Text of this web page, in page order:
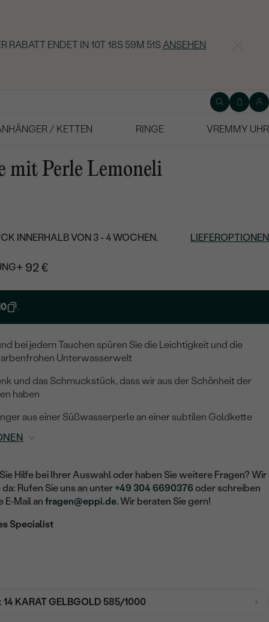
RABATT ENDET IN 10T 18S 59M 50S ANSEHEN
/ KETTEN RINGE
VREMMY UHR
mit Perle Lemoneli
INNERHALB VON 3 - 4 WOCHEN. LIEFEROPTIONEN
+ 92 €
.
bei jedem Tauchen spüren Sie die Leichtigkeit und die
Unterwasserwelt
und das Schmuckstück, dass wir aus der Schönheit der
haben
aus einer Süßwasserperle an einer subtilen Goldkette
Hilfe bei Ihrer Auswahl oder haben Sie weitere Fragen? Wir
Rufen Sie uns an unter +49 304 6690376 oder schreiben
E-Mail anfragen@eppi.de. Wir beraten Sie gern!
Specialist
14 KARAT GELBGOLD 585/1000